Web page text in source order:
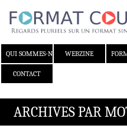
QUI SOMMES-NOUS ?WEBZINE
CONTACT
ARCHIVES PAR